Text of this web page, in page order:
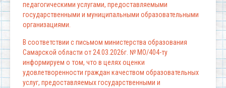
педагогическими услугами, предоставляемыми
государственными и муниципальными образовательными
организациями.
В соответствии с письмом министерства образования
Самарской области от 24.03.2026г. № МО/404-ту
информируем о том, что в целях оценки
удовлетворенности граждан качеством образовательных
услуг, предоставляемых государственными и